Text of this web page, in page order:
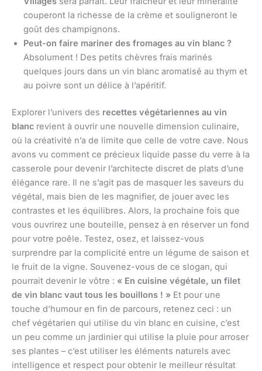
couperont la richesse de la crème et souligneront le
goût des champignons.
Peut-on faire mariner des fromages au vin blanc ?
Absolument ! Des petits chèvres frais marinés
quelques jours dans un vin blanc aromatisé au thym et
au poivre sont un délice à l’apéritif.
Explorer l’univers des recettes végétariennes au vin
blanc revient à ouvrir une nouvelle dimension culinaire,
où la créativité n’a de limite que celle de votre cave. Nous
avons vu comment ce précieux liquide passe du verre à la
casserole pour devenir l’architecte discret de plats d’une
élégance rare. Il ne s’agit pas de masquer les saveurs du
végétal, mais bien de les magnifier, de jouer avec les
contrastes et les équilibres. Alors, la prochaine fois que
vous ouvrirez une bouteille, pensez à en réserver un fond
pour votre poêle. Testez, osez, et laissez-vous
surprendre par la complicité entre un légume de saison et
le fruit de la vigne. Souvenez-vous de ce slogan, qui
pourrait devenir le vôtre : « En cuisine végétale, un filet
de vin blanc vaut tous les bouillons ! » Et pour une
touche d’humour en fin de parcours, retenez ceci : un
chef végétarien qui utilise du vin blanc en cuisine, c’est
un peu comme un jardinier qui utilise la pluie pour arroser
ses plantes – c’est utiliser les éléments naturels avec
intelligence et respect pour obtenir le meilleur résultat